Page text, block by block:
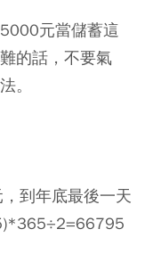
元當儲蓄這
的話，不要氣
。
到年底最後一天